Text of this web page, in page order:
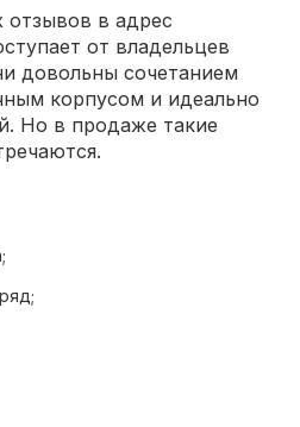
отзывов в адрес
от владельцев
довольны сочетанием
корпусом и идеально
Но в продаже такие